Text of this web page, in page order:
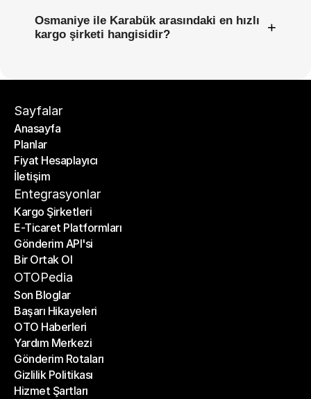
Osmaniye ile Karabük arasındaki en hızlı
kargo şirketi hangisidir?
+
Sayfalar
Anasayfa
Anasayfa
Planlar
Planlar
Fiyat Hesaplayıcı
Fiyat Hesaplayıcı
İletişim
İletişim
Entegrasyonlar
Kargo Şirketleri
Kargo Şirketleri
E-Ticaret Platformları
E-Ticaret Platformları
Gönderim API'si
Gönderim API'si
Bir Ortak Ol
Bir Ortak Ol
OTOPedia
Son Bloglar
Son Bloglar
Başarı Hikayeleri
Başarı Hikayeleri
OTO Haberleri
OTO Haberleri
Yardım Merkezi
Yardım Merkezi
Gönderim Rotaları
Gönderim Rotaları
Gizlilik Politikası
Gizlilik Politikası
Hizmet Şartları